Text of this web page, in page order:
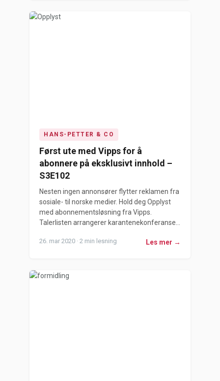
HANS-PETTER & CO
Først ute med Vipps for å
abonnere på eksklusivt innhold –
S3E102
Nesten ingen annonsører flytter reklamen fra
sosiale- til norske medier. Hold deg Opplyst
med abonnementsløsning fra Vipps.
Talerlisten arrangerer karantenekonferanse...
26. mar 2020 · 2 min lesning Les mer →